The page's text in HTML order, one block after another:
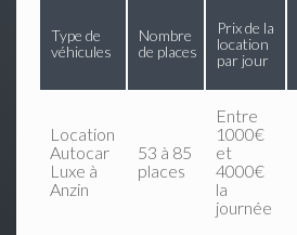
Type de
véhicules
Nombre
de places
Prix de la
location
par jour
Location
Autocar
Luxe à
Anzin
53 à 85
places
Entre
1000€
et
4000€
la
journée